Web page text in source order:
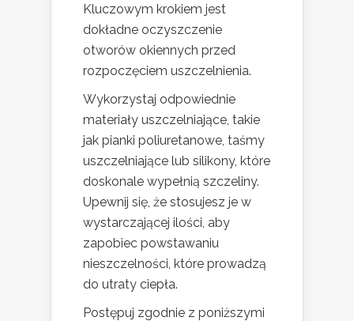
Kluczowym krokiem jest
dokładne oczyszczenie
otworów okiennych przed
rozpoczęciem uszczelnienia.
Wykorzystaj odpowiednie
materiały uszczelniające, takie
jak pianki poliuretanowe, taśmy
uszczelniające lub silikony, które
doskonale wypełnią szczeliny.
Upewnij się, że stosujesz je w
wystarczającej ilości, aby
zapobiec powstawaniu
nieszczelności, które prowadzą
do utraty ciepła.
Postępuj zgodnie z poniższymi